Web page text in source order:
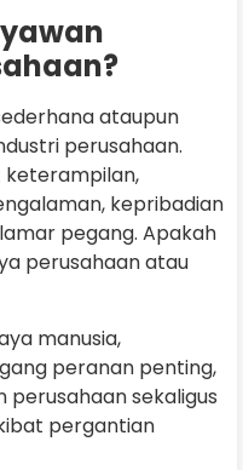
ataupun
perusahaan.
keterampilan,
kepribadian
pegang. Apakah
perusahaan atau
manusia,
peranan penting,
sekaligus
pergantian